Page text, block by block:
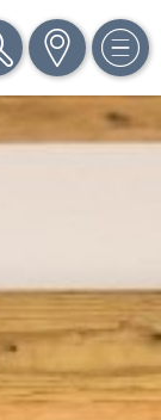
SUCHE KARTE MENÜ